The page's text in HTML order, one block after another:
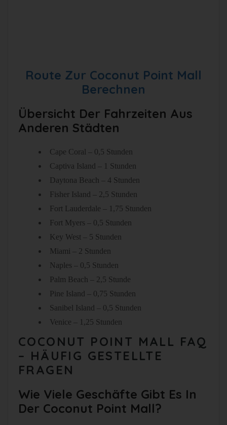
Route Zur Coconut Point Mall
Berechnen
Übersicht Der Fahrzeiten Aus
Anderen Städten
Cape Coral – 0,5 Stunden
Captiva Island – 1 Stunden
Daytona Beach – 4 Stunden
Fisher Island – 2,5 Stunden
Fort Lauderdale – 1,75 Stunden
Fort Myers – 0,5 Stunden
Key West – 5 Stunden
Miami – 2 Stunden
Naples – 0,5 Stunden
Palm Beach – 2,5 Stunde
Pine Island – 0,75 Stunden
Sanibel Island – 0,5 Stunden
Venice – 1,25 Stunden
COCONUT POINT MALL FAQ
– HÄUFIG GESTELLTE
FRAGEN
Wie Viele Geschäfte Gibt Es In
Der Coconut Point Mall?